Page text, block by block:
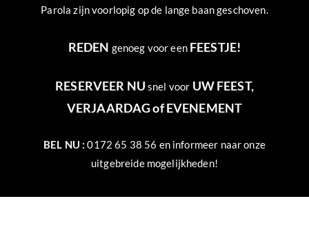
Parola zijn voorlopig op de lange baan geschoven.
REDEN genoeg voor een FEESTJE!
RESERVEER NU snel voor UW FEEST,
VERJAARDAG of EVENEMENT
BEL NU : 0172 65 38 56 en informeer naar onze
uitgebreide mogelijkheden!